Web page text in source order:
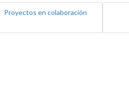
Proyectos en colaboración